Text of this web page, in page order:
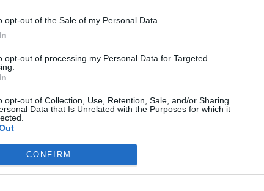
opt-out of the Sale of my Personal Data.
opt-out of processing my Personal Data for Targeted
opt-out of Collection, Use, Retention, Sale, and/or Sharing
Data that Is Unrelated with the Purposes for which it
CONFIRM